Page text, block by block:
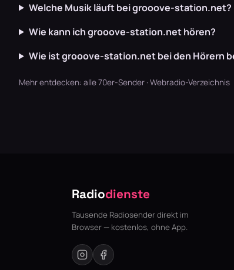
Welche Musik läuft bei grooove-station.net?
Wie kann ich grooove-station.net hören?
Wie ist grooove-station.net bei den Hörern
Mehr entdecken: alle 70er-Sender · Webradio-Verzeichnis
Radiodienste
Tausende Radiosender direkt im
Browser — kostenlos, ohne App.